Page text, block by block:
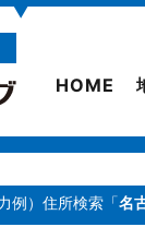
▼
HOME
例）住所検索「名